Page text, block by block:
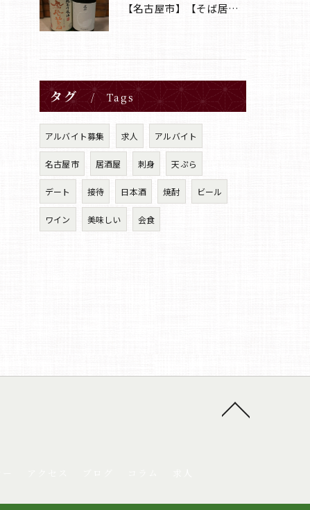
【名古屋市】【そば居酒屋山葵】【日本酒】
タグ Tags
アルバイト募集 求人 アルバイト
名古屋市 居酒屋 刺身 天ぷら
デート 接待 日本酒 焼酎 ビール
ワイン 美味しい 会食